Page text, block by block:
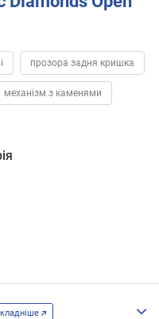
прозора задня кришка
механізм з каменями